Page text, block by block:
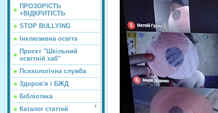
ПРОЗОРІСТЬ
+ВІДКРИТІСТЬ
STOP BULLYING
Інклюзивна освіта
Проєкт "Шкільний
освітній хаб"
Психологічна служба
Здоров'я і БЖД
Бібліотека
Каталог статтей